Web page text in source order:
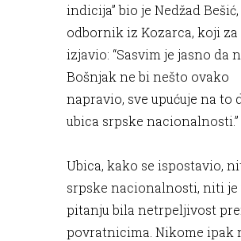
indicija” bio je Nedžad Bešić,
odbornik iz Kozarca, koji za
izjavio: “Sasvim je jasno da
Bošnjak ne bi nešto ovako
napravio, sve upućuje na to
ubica srpske nacionalnosti.”
Ubica, kako se ispostavio,
srpske nacionalnosti, niti je
pitanju bila netrpeljivost
povratnicima. Nikome ipak